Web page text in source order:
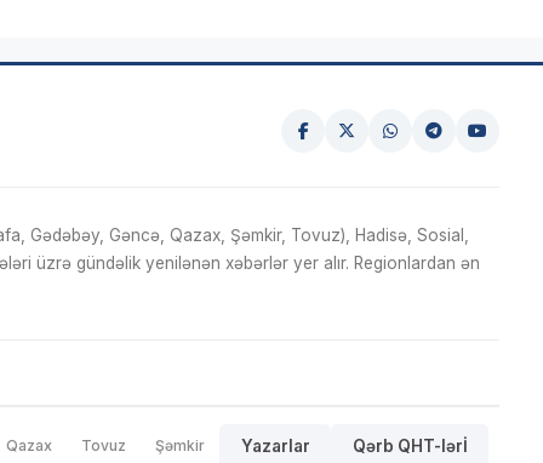
Gədəbəy, Gəncə, Qazax, Şəmkir, Tovuz), Hadisə, Sosial,
üzrə gündəlik yenilənən xəbərlər yer alır. Regionlardan ən
Qazax Tovuz Şəmkir Yazarlar Qərb QHT-lərİ